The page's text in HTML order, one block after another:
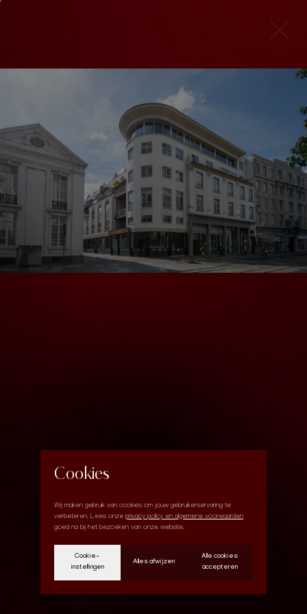
Cookies
Wij maken gebruik van cookies om jouw gebruikerservaring te
verbeteren. Lees onze privacy policy en algemene voorwaarden
goed na bij het bezoeken van onze website.
Cookie-
instellingen
Alles afwijzen
Alle cookies
accepteren